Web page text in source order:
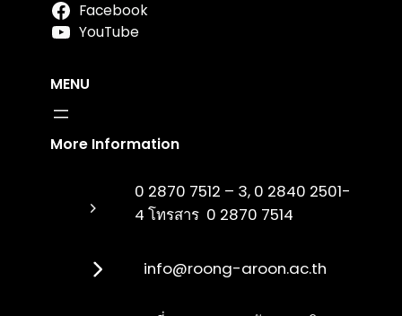
Facebook
YouTube
MENU
More Information
0 2870 7512 – 3, 0 2840 2501-
4 โทรสาร 0 2870 7514
info@roong-aroon.ac.th